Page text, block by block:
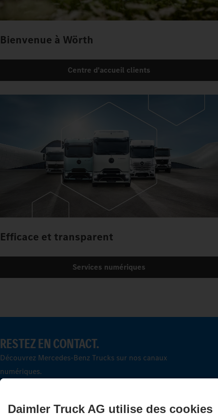
Bienvenue à Wörth
Centre d'accueil clients
Efficace et transparent
Services numériques
RESTEZ EN CONTACT.
Découvrez Mercedes‑Benz Trucks sur nos canaux
numériques.